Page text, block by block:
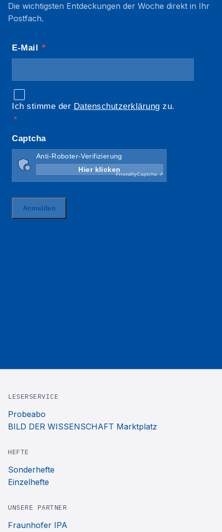
Die wichtigsten Entdeckungen der Woche direkt in Ihr
Postfach.
LESERSERVICE
Probeabo
BILD DER WISSENSCHAFT Marktplatz
HEFTE
Sonderhefte
Einzelhefte
UNSERE PARTNER
Fraunhofer IPA